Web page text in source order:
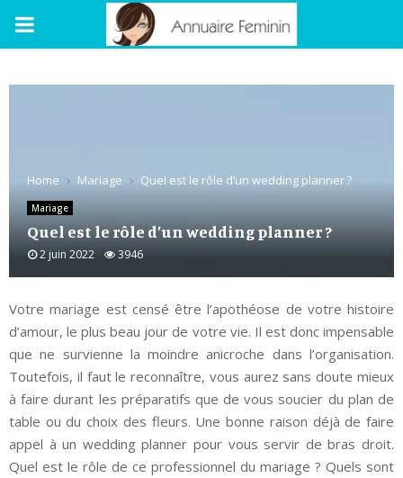
PRIMARY
Home Mariage Quel est le rôle d’un wedding planner ?
Mariage
Quel est le rôle d’un wedding planner ?
2 juin 2022 3946
Votre mariage est censé être l’apothéose de votre histoire
d’amour, le plus beau jour de votre vie. Il est donc impensable
que ne survienne la moindre anicroche dans l’organisation.
Toutefois, il faut le reconnaître, vous aurez sans doute mieux
à faire durant les préparatifs que de vous soucier du plan de
table ou du choix des fleurs. Une bonne raison déjà de faire
appel à un wedding planner pour vous servir de bras droit.
Quel est le rôle de ce professionnel du mariage ? Quels sont